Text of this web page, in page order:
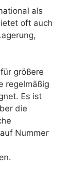
als
oft auch
größere
regelmäßig
Es ist
die
Nummer